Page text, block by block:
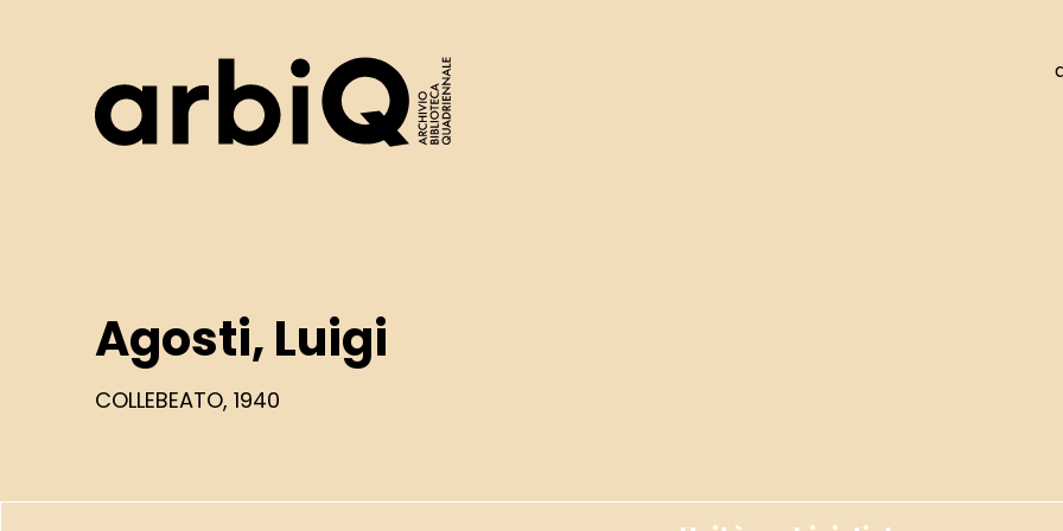
Agosti, Luigi
COLLEBEATO, 1940